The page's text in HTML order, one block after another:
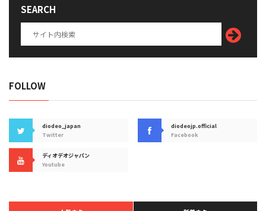
SEARCH
FOLLOW
diodeo_japan
Twitter
diodeojp.official
Facebook
ディオデオジャパン
Youtube